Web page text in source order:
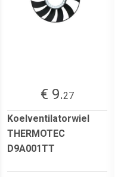
€ 9.27
Koelventilatorwiel
THERMOTEC
D9A001TT